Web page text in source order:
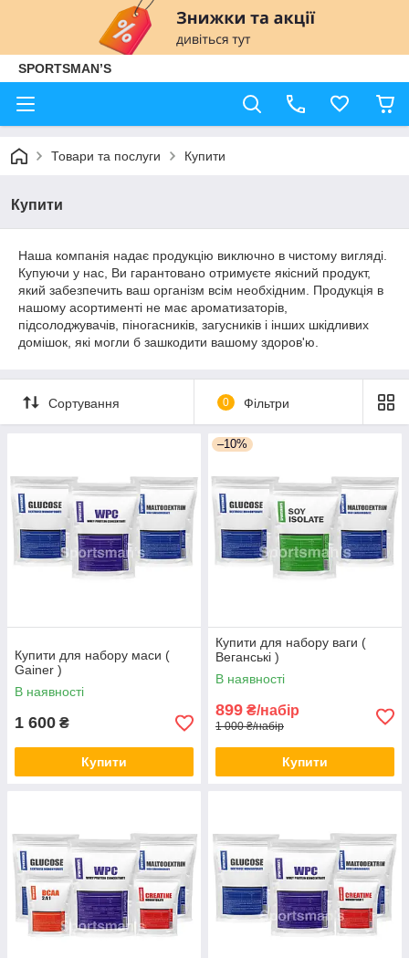
SPORTSMAN’S
Товари та послуги Купити
Купити
Наша компанія надає продукцію виключно в чистому вигляді.
Купуючи у нас, Ви гарантовано отримуєте якісний продукт,
який забезпечить ваш організм всім необхідним. Продукція в
нашому асортименті не має ароматизаторів,
підсолоджувачів, піногасників, загусників і інших шкідливих
домішок, які могли б зашкодити вашому здоров'ю.
Сортування 0 Фільтри
Купити для набору маси (
Gainer )
В наявності
1 600 ₴
Купити
–10%
Купити для набору ваги (
Веганські )
В наявності
899 ₴/набір
1 000 ₴/набір
Купити